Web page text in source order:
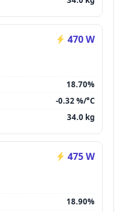
470 W
18.70%
-0.32 %/°C
34.0 kg
475 W
18.90%